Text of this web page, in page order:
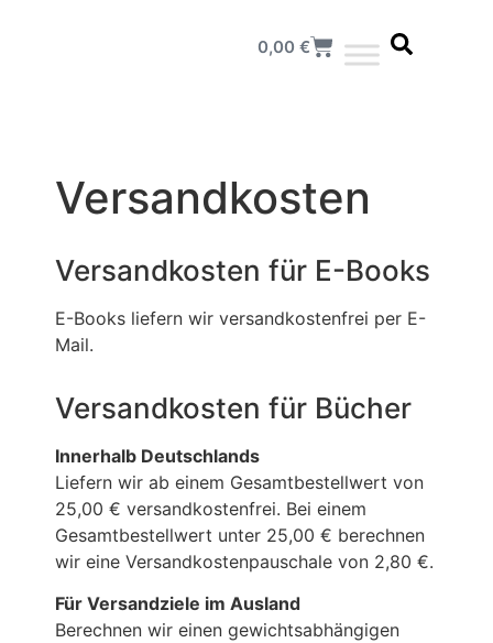
0,00 €
Versandkosten
Versandkosten für E-Books
E-Books liefern wir versandkostenfrei per E-
Mail.
Versandkosten für Bücher
Innerhalb Deutschlands
Liefern wir ab einem Gesamtbestellwert von
25,00 € versandkostenfrei. Bei einem
Gesamtbestellwert unter 25,00 € berechnen
wir eine Versandkostenpauschale von 2,80 €.
Für Versandziele im Ausland
Berechnen wir einen gewichtsabhängigen